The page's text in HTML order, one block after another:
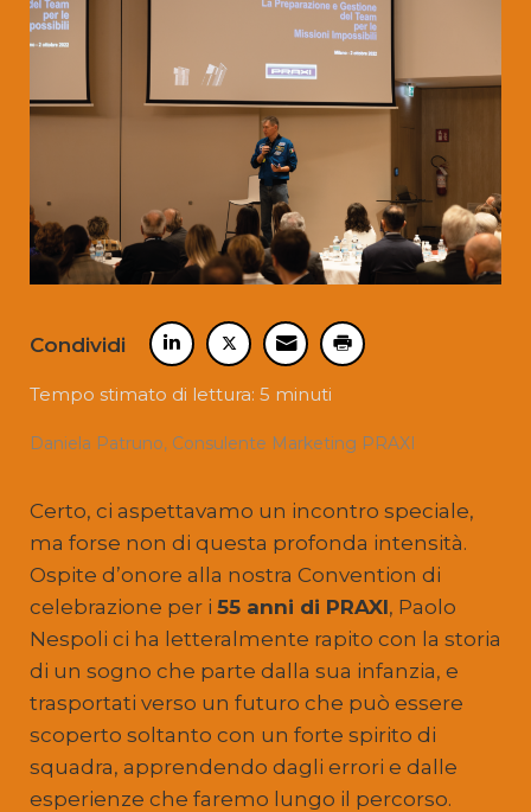
L’ingegnere aerospaziale e astronauta
Paolo Nespoli è stato ospite d’eccezione
alla Convention per i 55 anni di PRAXI,
che all’inizio di ottobre ha riunito per
due giorni a Milano oltre 300 persone.
Condividi
Tempo stimato di lettura: 5 minuti
Daniela Patruno, Consulente Marketing PRAXI
Certo, ci aspettavamo un incontro speciale,
ma forse non di questa profonda intensità.
Ospite d’onore alla nostra Convention di
celebrazione per i 55 anni di PRAXI, Paolo
Nespoli ci ha letteralmente rapito con la storia
di un sogno che parte dalla sua infanzia, e
trasportati verso un futuro che può essere
scoperto soltanto con un forte spirito di
squadra, apprendendo dagli errori e dalle
esperienze che faremo lungo il percorso.